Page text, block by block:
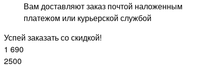
Вам доставляют заказ почтой наложенным
платежом или курьерской службой
Успей заказать со скидкой!
1 690
2500